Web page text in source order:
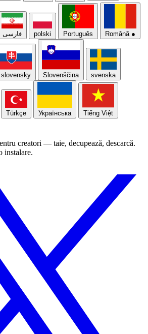
فارسی polski Português Română ●
slovensky Slovenščina svenska
Türkçe Українська Tiếng Việt
creatori — taie, decupează, descarcă.
instalare.